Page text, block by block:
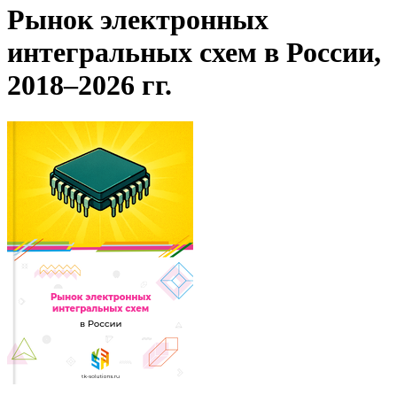
Рынок электронных
интегральных схем в России,
2018–2026 гг.